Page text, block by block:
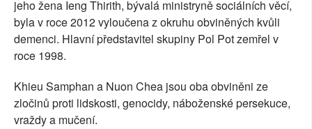
jeho žena Ieng Thirith, bývalá ministryně sociálních věcí,
byla v roce 2012 vyloučena z okruhu obviněných kvůli
demenci. Hlavní představitel skupiny Pol Pot zemřel v
roce 1998.
Khieu Samphan a Nuon Chea jsou oba obviněni ze
zločinů proti lidskosti, genocidy, náboženské persekuce,
vraždy a mučení.